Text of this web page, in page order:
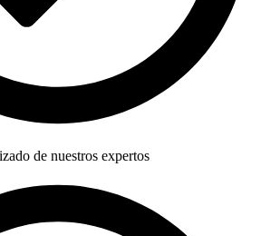
de nuestros expertos